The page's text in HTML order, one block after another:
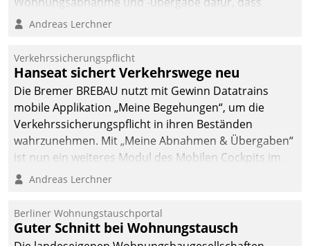
Mieter wohlgeordnet kommen und, so es sein muss,
Andreas Lerchner
Verkehrssicherungspflicht
Hanseat sichert Verkehrswege neu
Die Bremer BREBAU nutzt mit Gewinn Datatrains
mobile Applikation „Meine Begehungen“, um die
Verkehrssicherungspflicht in ihren Beständen
wahrzunehmen. Mit „Meine Abnahmen & Übergaben“
ist nun ein weiteres Modul des Mobilen Cockpits im
Einsatz.
Andreas Lerchner
Berliner Wohnungstauschportal
Guter Schnitt bei Wohnungstausch